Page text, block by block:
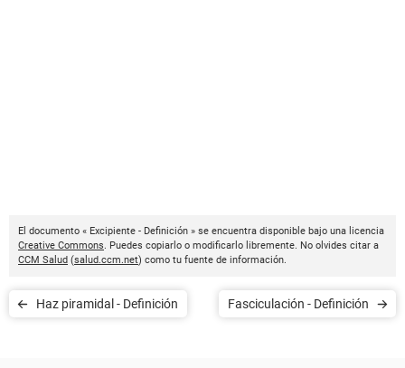
El documento « Excipiente - Definición » se encuentra disponible bajo una licencia
Creative Commons. Puedes copiarlo o modificarlo libremente. No olvides citar a
CCM Salud (salud.ccm.net) como tu fuente de información.
Haz piramidal - Definición Fasciculación - Definición